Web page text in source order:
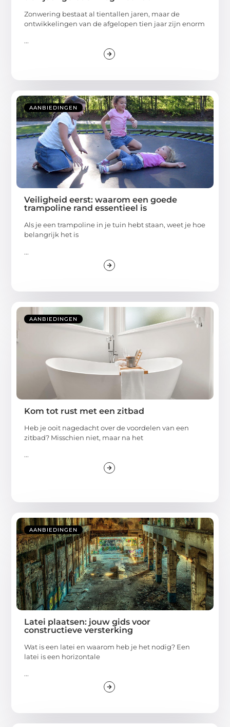
Zonwering bestaat al tientallen jaren, maar de
ontwikkelingen van de afgelopen tien jaar zijn enorm
...
AANBIEDINGEN
Veiligheid eerst: waarom een goede
trampoline rand essentieel is
Als je een trampoline in je tuin hebt staan, weet je hoe
belangrijk het is
...
AANBIEDINGEN
Kom tot rust met een zitbad
Heb je ooit nagedacht over de voordelen van een
zitbad? Misschien niet, maar na het
...
AANBIEDINGEN
Latei plaatsen: jouw gids voor
constructieve versterking
Wat is een latei en waarom heb je het nodig? Een
latei is een horizontale
...